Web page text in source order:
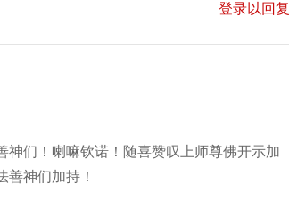
登录以回复
们！喇嘛钦诺！随喜赞叹上师尊佛开示加
神们加持！